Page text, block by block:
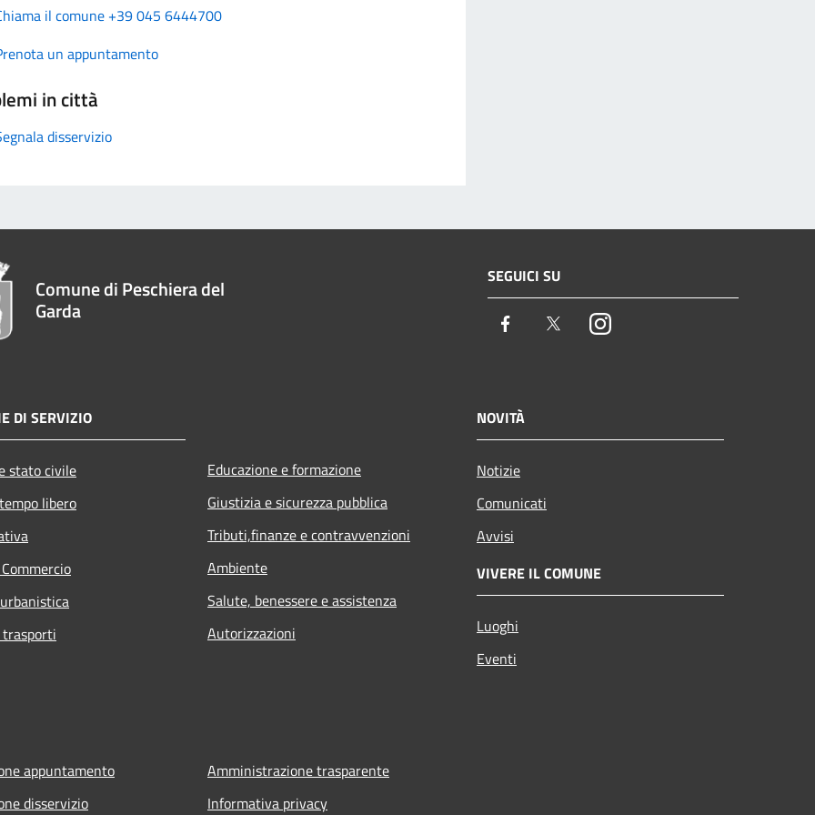
il comune +39 045 6444700
un appuntamento
in città
disservizio
Comune di Peschiera del
Garda
SEGUICI SU
Facebook TwitterInstagram
DI SERVIZIO
stato civile
libero
Educazione e formazione
Giustizia e sicurezza pubblica
Tributi,finanze e contravvenzioni
Ambiente
Salute, benessere e assistenza
Autorizzazioni
NOVITÀ
Notizie
Comunicati
Avvisi
VIVERE IL COMUNE
Luoghi
Eventi
appuntamento
disservizio
Amministrazione trasparente
Informativa privacy